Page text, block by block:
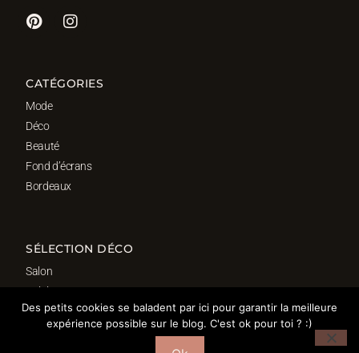
CATÉGORIES
Mode
Déco
Beauté
Fond d’écrans
Bordeaux
SÉLECTION DÉCO
Salon
Cuisine
Salle de bain
Chambre
Des petits cookies se baladent par ici pour garantir la meilleure
expérience possible sur le blog. C'est ok pour toi ? :)